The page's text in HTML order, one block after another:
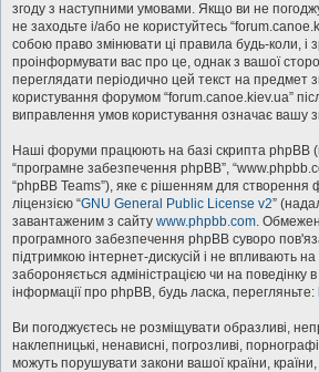
згоду з наступними умовами. Якщо ви не
не заходьте і/або не користуйтесь
собою право змінювати ці правила будь-коли, і
проінформувати вас про це, однак з вашої
переглядати періодично цей текст на предмет
користування форумом “forum.canoe.kiev.ua”
виправлення умов користування означає вашу
Наші форуми працюють на базі скрипта phpBB
“програмне забезпечення phpBB”,
“phpBB Teams”), яке є рішенням для створення
ліцензією “GNU General Public License v2”
завантаженим з сайту www.phpbb.com.
програмного забезпечення phpBB суворо
підтримкою інтернет-дискусій і не впливають
забороняється адміністрацією чи на поведінку
інформації про phpBB, будь ласка, перегляньте:
Ви погоджуєтесь не розміщувати образливі,
наклепницькі, ненависні, погрозливі,
можуть порушувати закони вашої країни,